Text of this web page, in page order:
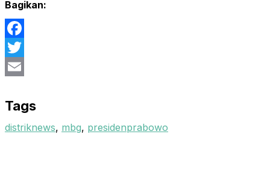
Bagikan:
Facebook
Twitter
Tags
distriknews, mbg, presidenprabowo